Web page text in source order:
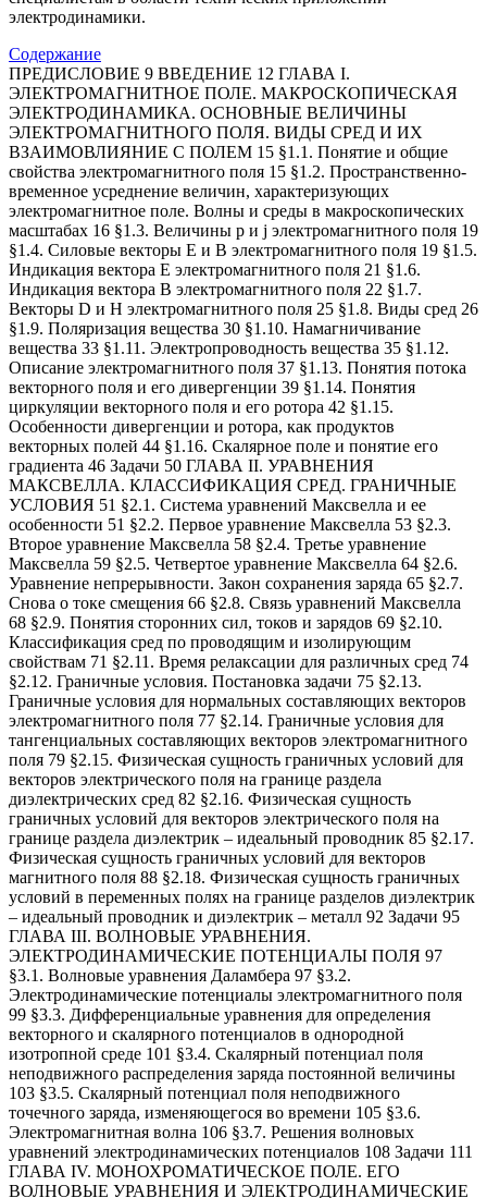
электродинамики.
Содержание
ПРЕДИСЛОВИЕ 9 ВВЕДЕНИЕ 12 ГЛАВА I. ЭЛЕКТРОМАГНИТНОЕ ПОЛЕ. МАКРОСКОПИЧЕСКАЯ ЭЛЕКТРОДИНАМИКА. ОСНОВНЫЕ ВЕЛИЧИНЫ ЭЛЕКТРОМАГНИТНОГО ПОЛЯ. ВИДЫ СРЕД И ИХ ВЗАИМОВЛИЯНИЕ С ПОЛЕМ 15 §1.1. Понятие и общие свойства электромагнитного поля 15 §1.2. Пространственно-временное усреднение величин, характеризующих электромагнитное поле. Волны и среды в макроскопических масштабах 16 §1.3. Величины р и j электромагнитного поля 19 §1.4. Силовые векторы E и B электромагнитного поля 19 §1.5. Индикация вектора E электромагнитного поля 21 §1.6. Индикация вектора B электромагнитного поля 22 §1.7. Векторы D и H электромагнитного поля 25 §1.8. Виды сред 26 §1.9. Поляризация вещества 30 §1.10. Намагничивание вещества 33 §1.11. Электропроводность вещества 35 §1.12. Описание электромагнитного поля 37 §1.13. Понятия потока векторного поля и его дивергенции 39 §1.14. Понятия циркуляции векторного поля и его ротора 42 §1.15. Особенности дивергенции и ротора, как продуктов векторных полей 44 §1.16. Скалярное поле и понятие его градиента 46 Задачи 50 ГЛАВА II. УРАВНЕНИЯ МАКСВЕЛЛА. КЛАССИФИКАЦИЯ СРЕД. ГРАНИЧНЫЕ УСЛОВИЯ 51 §2.1. Система уравнений Максвелла и ее особенности 51 §2.2. Первое уравнение Максвелла 53 §2.3. Второе уравнение Максвелла 58 §2.4. Третье уравнение Максвелла 59 §2.5. Четвертое уравнение Максвелла 64 §2.6. Уравнение непрерывности. Закон сохранения заряда 65 §2.7. Снова о токе смещения 66 §2.8. Связь уравнений Максвелла 68 §2.9. Понятия сторонних сил, токов и зарядов 69 §2.10. Классификация сред по проводящим и изолирующим свойствам 71 §2.11. Время релаксации для различных сред 74 §2.12. Граничные условия. Постановка задачи 75 §2.13. Граничные условия для нормальных составляющих векторов электромагнитного поля 77 §2.14. Граничные условия для тангенциальных составляющих векторов электромагнитного поля 79 §2.15. Физическая сущность граничных условий для векторов электрического поля на границе раздела диэлектрических сред 82 §2.16. Физическая сущность граничных условий для векторов электрического поля на границе раздела диэлектрик – идеальный проводник 85 §2.17. Физическая сущность граничных условий для векторов магнитного поля 88 §2.18. Физическая сущность граничных условий в переменных полях на границе разделов диэлектрик – идеальный проводник и диэлектрик – металл 92 Задачи 95 ГЛАВА III. ВОЛНОВЫЕ УРАВНЕНИЯ. ЭЛЕКТРОДИНАМИЧЕСКИЕ ПОТЕНЦИАЛЫ ПОЛЯ 97 §3.1. Волновые уравнения Даламбера 97 §3.2. Электродинамические потенциалы электромагнитного поля 99 §3.3. Дифференциальные уравнения для определения векторного и скалярного потенциалов в однородной изотропной среде 101 §3.4. Скалярный потенциал поля неподвижного распределения заряда постоянной величины 103 §3.5. Скалярный потенциал поля неподвижного точечного заряда, изменяющегося во времени 105 §3.6. Электромагнитная волна 106 §3.7. Решения волновых уравнений электродинамических потенциалов 108 Задачи 111 ГЛАВА IV. МОНОХРОМАТИЧЕСКОЕ ПОЛЕ. ЕГО ВОЛНОВЫЕ УРАВНЕНИЯ И ЭЛЕКТРОДИНАМИЧЕСКИЕ ПОТЕНЦИАЛЫ. ХАРАКТЕРИСТИКИ ЭЛЕКТРОМАГНИТНЫХ ВОЛН. ВОЛНЫ В СРЕДАХ 112 §4.1. Монохроматическое поле. Метод комплексных амплитуд 112 §4.2. Диэлектрическая и магнитная комплексные проницаемости 114 §4.3. Система уравнений Максвелла монохроматического поля. Волновыe уравнения Гельмгольца 118 §4.4. Электродинамические потенциалы монохроматического поля 120 §4.5. Характеристики электромагнитной волны 126 §4.6. Принцип Гюйгенса-Френеля. Методы геометрической и физической оптики 128 §4.7. Плоские однородные волны 132 §4.8. Соотношение для параметров плоских однородных волн в однородных и изотропных средах с потерями 136 §4.9. Волны в слабопоглощающих диэлектриках 138 §4.10. Волны в металлической среде 139 §4.11. Поляризация волн 142 §4.12. Стоячие волны 147 §4.13. Режим смешанных волн. Понятие o согласовании 151 §4.14. Плоская однородная волна произвольной ориентации 156 Задачи 157 ГЛАВА V. ЗАКОН СОХРАНЕНИЯ ЭНЕРГИИ ЭЛЕКТРОМАГНИТНОГО ПОЛЯ И УРАВНЕНИЯ БАЛАНСА ЕГО МОЩНОСТЕЙ. ВЕКТОР ПОЙНТИНГА И ДАВЛЕНИЕ ЭЛЕКТРОМАГНИТНЫХ ВОЛН. ЕДИНСТВЕННОСТЬ РЕШЕНИЙ ЗАДАЧ ЭЛЕКТРОДИНАМИКИ 159 §5.1. Закон сохранения энергии электромагнитного поля. Потери энергии, обусловленные проводимостью среды 159 §5.2. Уравнение баланса мгновенных мощностей как следствие уравнений Максвелла 161 §5.3. Электрическая и магнитная энергии электромагнитного поля. Плотности энергий и уравнение локального баланса мгновенной мощности 165 §5.4. Магнитная энергия магнетика в виде ферритового кольца с центральным проводником с током и его индуктивность 167 §5.5. Электрическая энергия конденсатора и его емкость 168 §5.6. Природа возникновения тока в замкнутой цепи с источником сторонней силы. Проводник с постоянным током 169 §5.7. Проводник с переменным током. Скин-эффект 172 §5.8. Вектор Пойнтинга монохроматического поля. Комплексный вектор Пойнтинга 173 §5.9. Уравнение баланса мощностей монохроматического поля. Комплексные мощности 177 §5.10. Баланс мощностей в линии радиосвязи 181 §5.11. Баланс мощностей в энергетически изолированной системе. Добротность колебательной системы 182 §5.12. Энергетическая скорость электромагнитной волны 185 §5.13. Давление электромагнитных волн. Импульс фотона 187 §5.14. Теорема единственности для монохроматического поля 189 Задачи 193 ГЛАВА VI. ЭЛЕКТРОСТАТИЧЕСКИЕ И МАГНИТОСТАТИЧЕСКИЕ ПОЛЯ 195 §6.1. Классификация электромагнитных явлений 195 §6.2. Электростатическое поле. Потенциал точки поля 197 §6.3. Граничные условия в электростатике 201 §6.4. Энергия электростатического поля 202 §6.5. Ёмкость 204 §6.6. Поле равномерно заряженной бесконечной тонкой нити 206 §6.7. Поле равномерно заряженного по длине бесконечно протяжённого проводящего цилиндра 207 §6.8. Поле противоположно заряженных бесконечных параллельных нитей 208 §6.9. Поле противоположно заряженных проводящих бесконечных параллельных цилиндров 211 §6.10. Поле заряженного проводящего шара 213 §6.11. Поле электрического диполя 214 §6.12. Явление электростатической индукции и ее проявления. Электростатическая защита 216 §6.13. Поле точечного заряда, расположенного над проводящей поверхностью, и метод зеркального изображения 218 §6.14. Применение метода зеркального изображения 220 §6.15. Конденсаторы 221 §6.16. Диэлектрический шар в однородном электростатическом поле 223 §6.17. Аналогия поля диэлектрического шара, поляризованного внешним однородным полем, с полем электрического диполя 226 §6.18. Теорема Ирншоу 229 §6.19. Магнитостатика. Потенциал магнитостатического поля и его граничные условия 230 §6.20. Шар из магнетика в однородном магнитостатическом поле 232 Задачи 234 ГЛАВА VII. СТАЦИОНАРНЫЕ ПОЛЯ 236 §7.1. Протекание постоянного тока в линейном проводнике 236 §7.2. Цепь постоянного тока и закон Ома для всей цепи 240 §7.3. Разветвленные цепи. Правила Кирхгофа 242 §7.4. Протекание постоянного тока в сплошной среде 244 §7.5. Сопротивление утечки конденсаторов 246 §7.6. Заземление линий передач 247 §7.7. Магнитное поле постоянных токов. Закон Био – Савара 250 §7.8. Магнитные поля проводящих бесконечно протяженных прямолинейных нити и цилиндра с постоянным током 252 §7.9. Магнитные поля бесконечно протяженных прямолинейных круглой трубы и коаксиального кабеля с постоянным током 255 §7.10. Магнитное поле тороида с равномерной намоткой. Магнитные цепи 257 §7.11. Магнитные поля бесконечно протяженных прямолинейных двух нитей и двухпроводной линии с постоянным током 259 §7.12. Магнитное поле контура с током и его аналогия с магнитным диполем 261 §7.13. Общие свойства стационарного поля 265 §7.14. Магнитная энергия стационарного поля 267 §7.15. Индуктивность, взаимная индуктивность и примеры их расчета для различных систем 270 Задачи 274 ГЛАВА VIII. КВАЗИСТАЦИОНАРНЫЕ ПОЛЯ 276 §8.1. Условия квазистационарности электромагнитного поля 276 §8.2. Индуктивность, емкость при квазистационарных процессах. Системы с сосредоточенными и распределенными параметрами 279 §8.3. Энергия квазистационарного поля. Колебательный контур переменного тока 281 §8.4. Вынужденные электрические колебания. Импеданс, векторные диаграммы 285 §8.5. Работа и мощность переменного тока 289 §8.6. Согласование нагрузки с генератором 292 §8.7. Резонансы в цепи переменного тока 294 §8.8. Трансформатор 297 Задачи 300 ГЛАВА IX. ВОЛНОВЫЕ ЯВЛЕНИЯ НА ГРАНИЦЕ РАЗДЕЛА СРЕД 303 §9.1. Постановка задачи 303 §9.2. Перпендикулярная поляризация 305 §9.3. Формулы Френеля для перпендикулярной поляризации 308 §9.4. Формулы Френеля при параллельной поляризации 310 §9.5. Условие полного прохождения волны во вторую среду. Угол Брюстера 312 §9.6. Явление полного внутреннего отражения от границы раздела двух диэлектрических сред 315 §9.7. Анализ напряженности электрического поля в более плотной среде при явлении полного внутреннего отражения в случае перпендикулярно поляризованной падающей волны 317 §9.8. Анализ напряженности магнитного поля в более плотной среде при явлении полного внутреннего отражения в случае перпендикулярно поляризованной падающей волны 319 §9.9. Энергетические соотношения для волны, распространяющейся в более плотной среде при явлении полного внутреннего отражения в случае перпендикулярно поляризованной падающей волны 321 §9.10. Анализ поля в менее плотной среде при явлении полного внутреннего отражения в случае перпендикулярно поляризованной падающей волны 324 §9.11. Явления на границе раздела диэлектрик – идеальный проводник 327 §9.12. Падение плоской волны из идеального диэлектрика на поглoщающую среду 330 §9.13. Граничное условие Леонтовича. Поглощение энергии в реальном проводнике 334 §9.14. Протекание тока в приповерхностном слое реального проводника и эквивалентный поверхностный ток 336 §9.15. Неотражающие структуры 337 §9.16. Радиопрозрачные структуры 338 Задачи 341 ГЛАВА X. ИЗЛУЧЕНИЕ ЭЛЕКТРОМАГНИТНЫХ ВОЛН 344 §10.1. Излучение электромагнитных волн 344 §10.2. Элементарный электрический вибратор 346 §10.3. Поле